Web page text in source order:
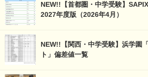
NEW!!【首都圏・中学受験】
2027年度版（2026年4月）
NEW!!【関西・中学受験】浜学園
ト」偏差値一覧